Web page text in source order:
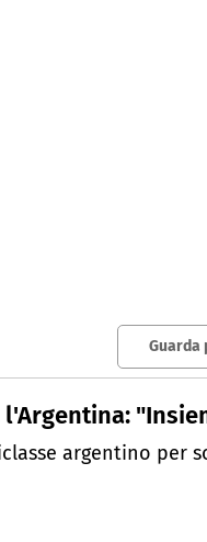
Guarda
argentino per